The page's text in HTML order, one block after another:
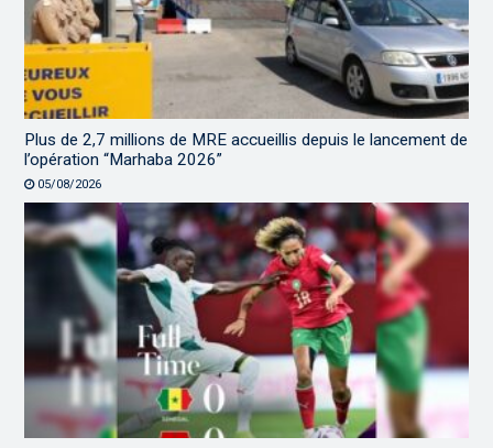
Plus de 2,7 millions de MRE accueillis depuis le lancement de
l’opération “Marhaba 2026”
05/08/2026